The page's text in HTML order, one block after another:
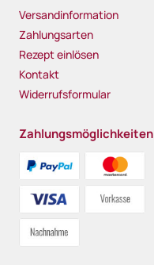
Versandinformation
Zahlungsarten
Rezept einlösen
Kontakt
Widerrufsformular
Zahlungsmöglichkeiten